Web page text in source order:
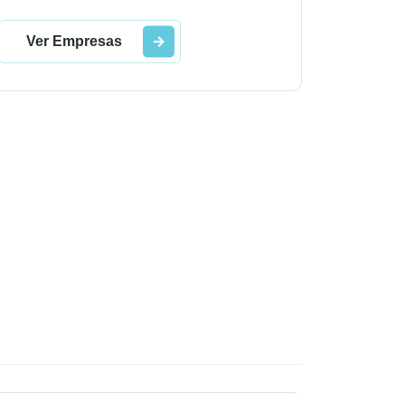
Ver Empresas